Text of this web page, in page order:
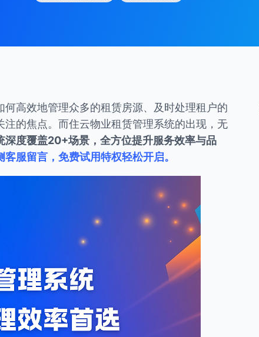
高效地管理众多的租赁房源、及时处理租户的
的焦点。而住云物业租赁管理系统的出现，无
深度覆盖20+场景，全方位提升服务效率与品
客服留言，免费试用特权轻松开启。